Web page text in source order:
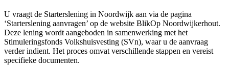
U vraagt de Starterslening in Noordwijk aan via de pagina
‘Starterslening aanvragen’ op de website BlikOp Noordwijkerhout.
Deze lening wordt aangeboden in samenwerking met het
Stimuleringsfonds Volkshuisvesting (SVn), waar u de aanvraag
verder indient. Het proces omvat verschillende stappen en vereist
specifieke documenten.